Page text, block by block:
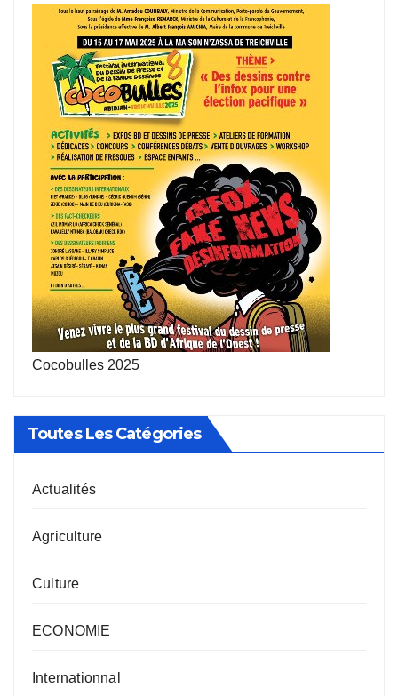
Cocobulles 2025
Toutes Les Catégories
Actualités
Agriculture
Culture
ECONOMIE
Internationnal